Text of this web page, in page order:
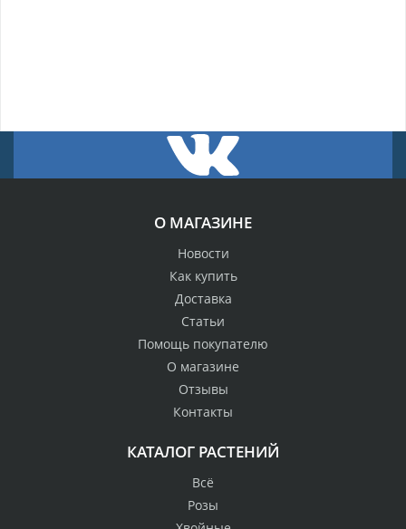
О МАГАЗИНЕ
Новости
Как купить
Доставка
Статьи
Помощь покупателю
О магазине
Отзывы
Контакты
КАТАЛОГ РАСТЕНИЙ
Всё
Розы